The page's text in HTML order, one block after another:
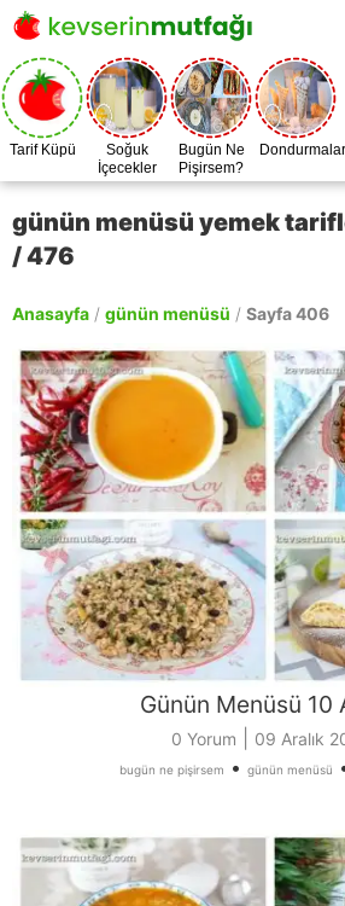
Tarif Küpü
Soğuk
İçecekler
Bugün Ne
Pişirsem?
Dondurmalar
günün menüsü yemek
/ 476
Anasayfa / günün menüsü / Sayfa 406
Günün Menüsü 10
0 Yorum 09 Aralık
bugün ne pişirsem • günün menüsü